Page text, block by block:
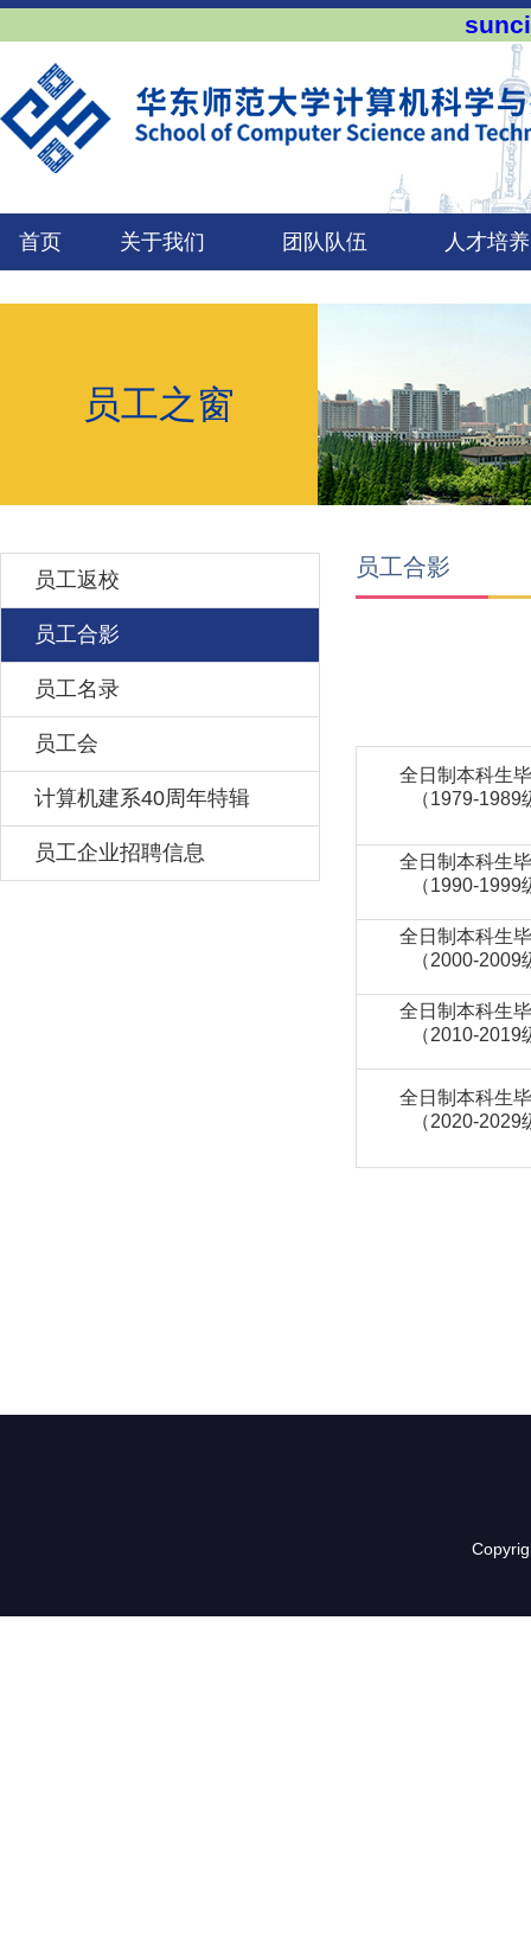
首页 关于我们 团队队伍 人才培养
员工之窗
员工返校
员工合影
员工名录
员工会
计算机建系40周年特辑
员工企业招聘信息
员工合影
全日制本科生
（1979-1989
全日制本科生
（1990-1999
全日制本科生
（2000-2009
全日制本科生
（2010-2019
全日制本科生
（2020-2029